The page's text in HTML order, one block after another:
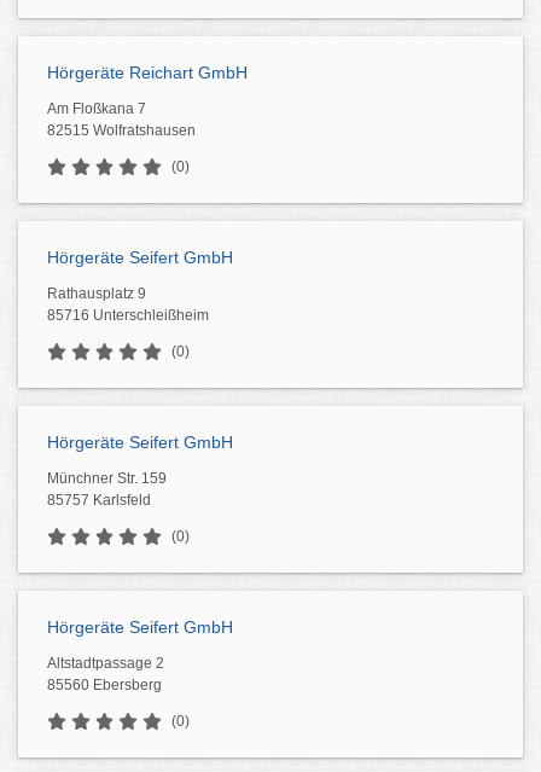
Hörgeräte Reichart GmbH
Am Floßkana 7
82515 Wolfratshausen
(0)
Hörgeräte Seifert GmbH
Rathausplatz 9
85716 Unterschleißheim
(0)
Hörgeräte Seifert GmbH
Münchner Str. 159
85757 Karlsfeld
(0)
Hörgeräte Seifert GmbH
Altstadtpassage 2
85560 Ebersberg
(0)